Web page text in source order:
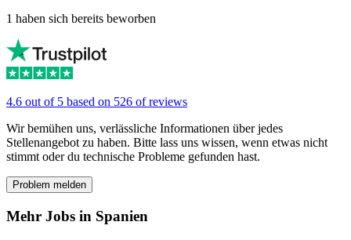
1 haben sich bereits beworben
4.6 out of 5 based on 526 of reviews
Wir bemühen uns, verlässliche Informationen über jedes
Stellenangebot zu haben. Bitte lass uns wissen, wenn etwas nicht
stimmt oder du technische Probleme gefunden hast.
Problem melden
Mehr Jobs in Spanien